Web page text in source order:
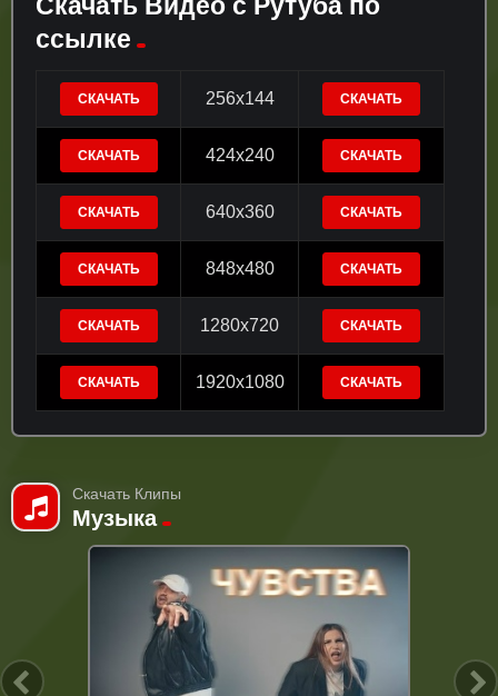
ссылке
СКАЧАТЬ 256x144 СКАЧАТЬ
СКАЧАТЬ 424x240 СКАЧАТЬ
СКАЧАТЬ 640x360 СКАЧАТЬ
СКАЧАТЬ 848x480 СКАЧАТЬ
СКАЧАТЬ 1280x720 СКАЧАТЬ
СКАЧАТЬ 1920x1080 СКАЧАТЬ
Скачать Клипы
Музыка